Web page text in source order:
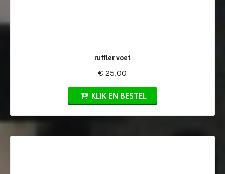
ruffler voet
€ 25,00
KLIK EN BESTEL